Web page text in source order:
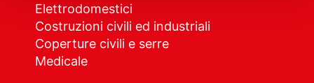
Elettrodomestici
Costruzioni civili ed industriali
Coperture civili e serre
Medicale